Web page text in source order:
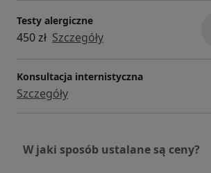
Testy alergiczne
450 zł Szczegóły
Konsultacja internistyczna
Szczegóły
W jaki sposób ustalane są ceny?